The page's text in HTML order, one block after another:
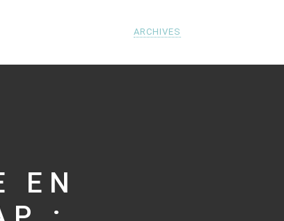
ARCHIVES
EN